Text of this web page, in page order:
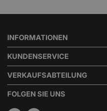
INFORMATIONEN
KUNDENSERVICE
VERKAUFSABTEILUNG
FOLGEN SIE UNS